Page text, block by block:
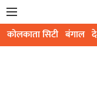
कोलकाता सिटी बंगाल